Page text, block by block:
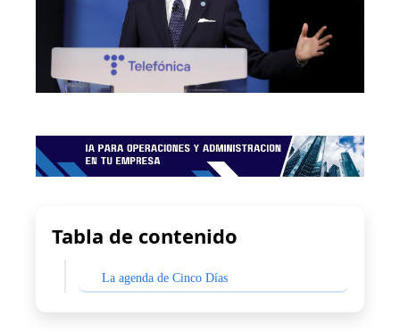
Tabla de contenido
La agenda de Cinco Días